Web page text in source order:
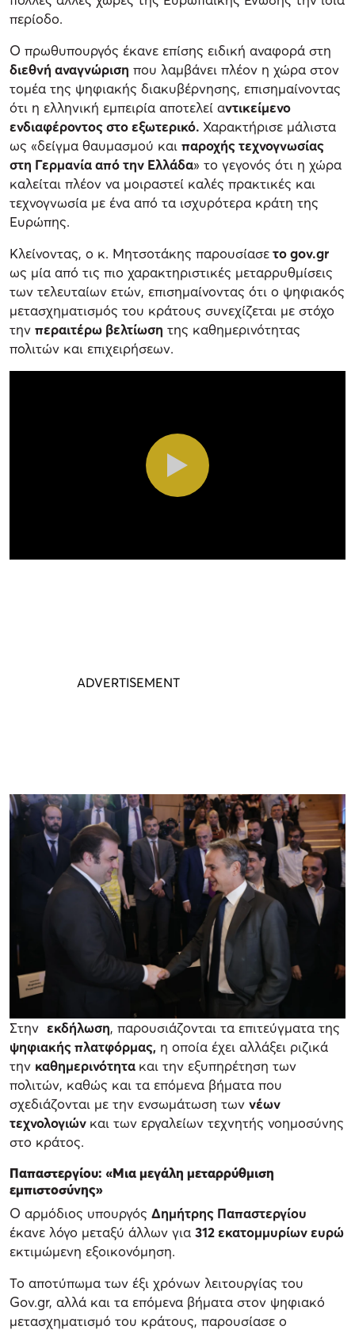
περίοδο.
Ο πρωθυπουργός έκανε επίσης ειδική αναφορά στη
διεθνή αναγνώριση που λαμβάνει πλέον η χώρα στον
τομέα της ψηφιακής διακυβέρνησης, επισημαίνοντας
ότι η ελληνική εμπειρία αποτελεί αντικείμενο
ενδιαφέροντος στο εξωτερικό. Χαρακτήρισε μάλιστα
ως «δείγμα θαυμασμού και παροχής τεχνογνωσίας
στη Γερμανία από την Ελλάδα» το γεγονός ότι η χώρα
καλείται πλέον να μοιραστεί καλές πρακτικές και
τεχνογνωσία με ένα από τα ισχυρότερα κράτη της
Ευρώπης.
Κλείνοντας, ο κ. Μητσοτάκης παρουσίασετο gov.gr
ως μία από τις πιο χαρακτηριστικές μεταρρυθμίσεις
των τελευταίων ετών, επισημαίνοντας ότι ο ψηφιακός
μετασχηματισμός του κράτους συνεχίζεται με στόχο
την περαιτέρω βελτίωση της καθημερινότητας
πολιτών και επιχειρήσεων.
Στην εκδήλωση, παρουσιάζονται τα επιτεύγματα της
ψηφιακής πλατφόρμας, η οποία έχει αλλάξει ριζικά
την καθημερινότητα και την εξυπηρέτηση των
πολιτών, καθώς και τα επόμενα βήματα που
σχεδιάζονται με την ενσωμάτωση των νέων
τεχνολογιών και των εργαλείων τεχνητής νοημοσύνης
στο κράτος.
Παπαστεργίου: «Μια μεγάλη μεταρρύθμιση
εμπιστοσύνης»
O αρμόδιος υπουργός Δημήτρης Παπαστεργίου
έκανε λόγο μεταξύ άλλων για 312 εκατομμυρίων ευρώ
εκτιμώμενη εξοικονόμηση.
Το αποτύπωμα των έξι χρόνων λειτουργίας του
Gov.gr, αλλά και τα επόμενα βήματα στον ψηφιακό
μετασχηματισμό του κράτους, παρουσίασε ο